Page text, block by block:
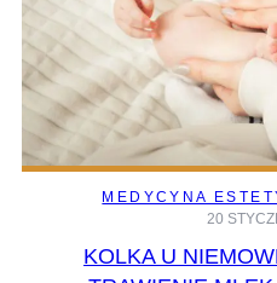
MEDYCYNA
20
KOLKA U